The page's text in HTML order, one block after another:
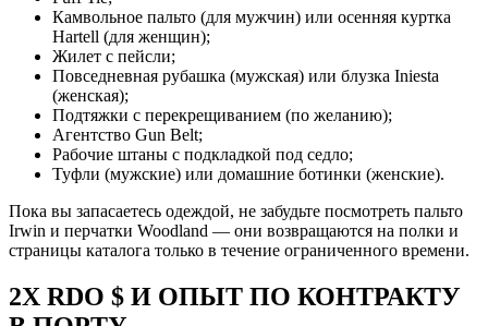
Камвольное пальто (для мужчин) или осенняя куртка
Hartell (для женщин);
Жилет с пейсли;
Повседневная рубашка (мужская) или блузка Iniesta
(женская);
Подтяжки с перекрещиванием (по желанию);
Агентство Gun Belt;
Рабочие штаны с подкладкой под седло;
Туфли (мужские) или домашние ботинки (женские).
Пока вы запасаетесь одеждой, не забудьте посмотреть пальто
Irwin и перчатки Woodland — они возвращаются на полки и
страницы каталога только в течение ограниченного времени.
2X RDO $ И ОПЫТ ПО КОНТРАКТУ